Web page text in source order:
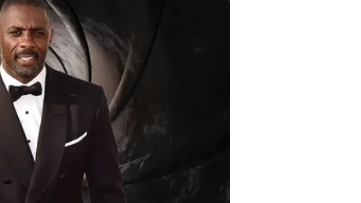
กขอพรสิ่งศักดิ์สิทธิ์ การเซียมซี
มาจากกการเจรจา ใครทำงานที่เกี่ยวข้องการพูด การเจรจาจะไป
สำเร็จสูง ใครติดขัดปัญหาจะมีผู้ใหญ่คอยช่วยเหลือ การเงินมี
กการเจรจาและคำพูด
าน คือ ไพ่จากลา